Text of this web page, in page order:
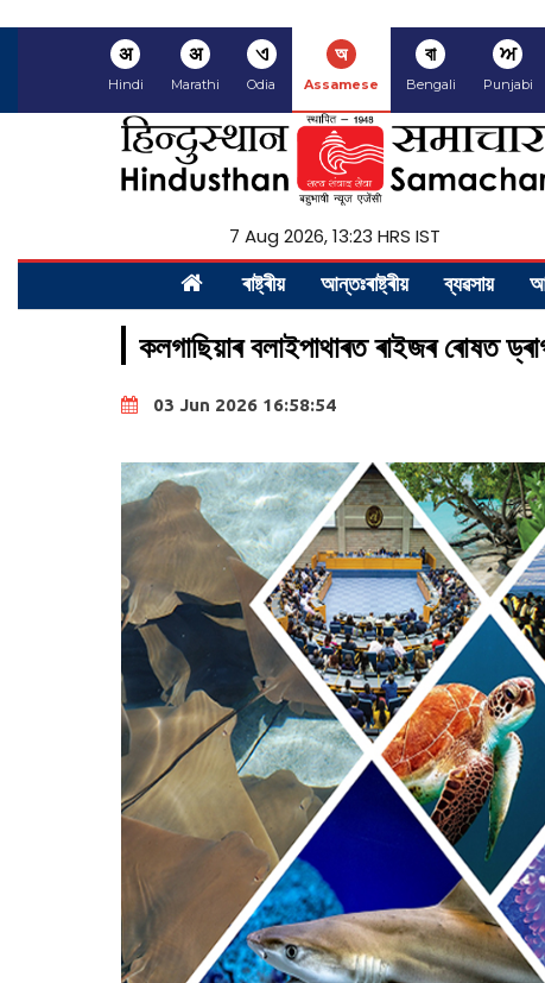
अ
Hindi
अ
Marathi
ଏ
Odia
অ
Assamese
বা
Bengali
ਅ
Punjabi
7 Aug 2026, 13:23 HRS IST
ৰাষ্ট্ৰীয় আন্তঃৰাষ্ট্ৰীয় ব্যৱসায়
কলগাছিয়াৰ বলাইপাথাৰত ৰাইজৰ ৰোষত
03 Jun 2026 16:58:54